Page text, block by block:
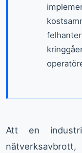
Att en